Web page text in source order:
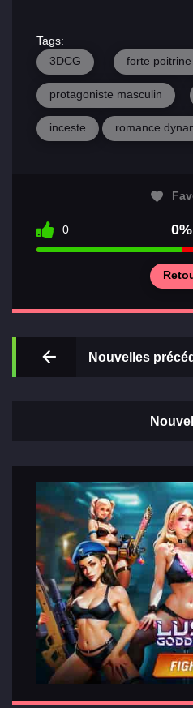
Relations
Tags:
3DCG
forte poitrine
protagoniste masculin
inceste romance
0 0%
Nouvelles